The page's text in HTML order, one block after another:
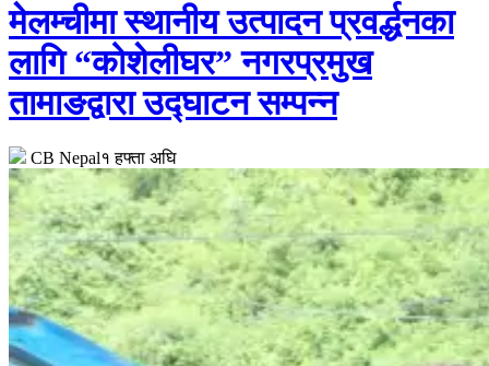
मेलम्चीमा स्थानीय उत्पादन प्रवर्द्धनका
लागि “कोशेलीघर” नगरप्रमुख
तामाङद्वारा उद्घाटन सम्पन्न
CB Nepal१ हफ्ता अघि